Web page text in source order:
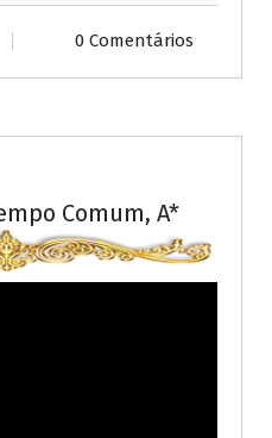
0 Comentários
Comum, A*